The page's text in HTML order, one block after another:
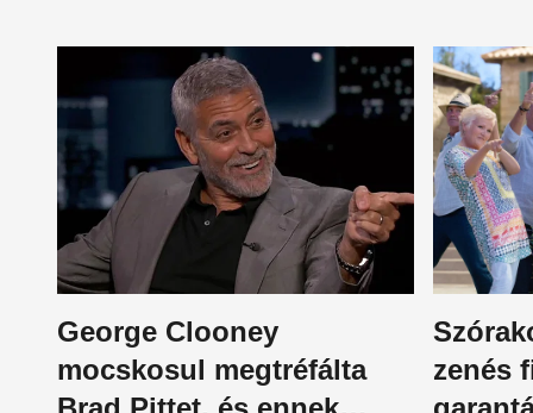
George Clooney
mocskosul megtréfálta
zenés